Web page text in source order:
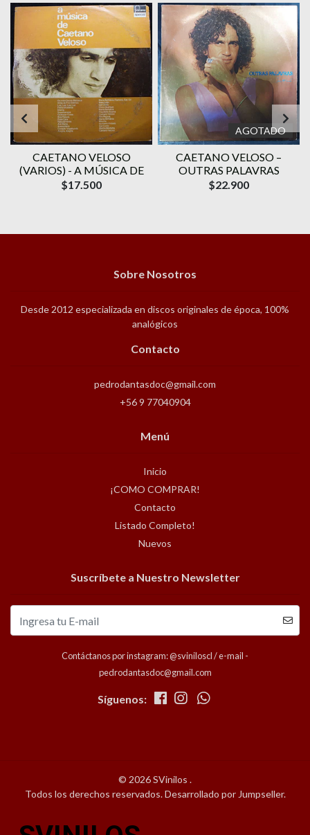
CAETANO VELOSO
(VARIOS) - A MÚSICA DE
$17.500
AGOTADO
CAETANO VELOSO –
OUTRAS PALAVRAS
$22.900
Sobre Nosotros
Desde 2012 especializada en discos originales de época, 100%
analógicos
Contacto
pedrodantasdoc@gmail.com
+56 9 77040904
Menú
Inicio
¡COMO COMPRAR!
Contacto
Listado Completo!
Nuevos
Suscríbete a Nuestro Newsletter
Contáctanos por instagram: @sviniloscl / e-mail -
pedrodantasdoc@gmail.com
Síguenos:
© 2026 SVinilos .
Todos los derechos reservados.Desarrollado por Jumpseller.